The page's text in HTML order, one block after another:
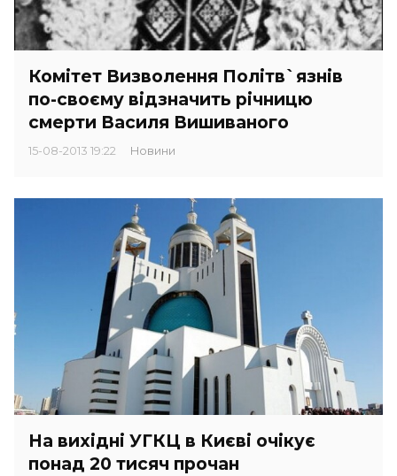
Комітет Визволення Політв`язнів
по-своєму відзначить річницю
смерти Василя Вишиваного
15-08-2013 19:22 Новини
На вихідні УГКЦ в Києві очікує
понад 20 тисяч прочан